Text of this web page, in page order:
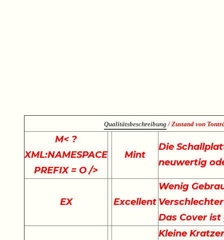
Qualitätsbeschreibung / Zustand von
M< ?
XML:NAMESPACE
PREFIX = O />
Mint
Die
neuwertig
EX Excellent
Wenig
Das Cover
Kleine